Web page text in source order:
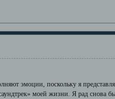
эмоции, поскольку я
моей жизни. Я рад снова